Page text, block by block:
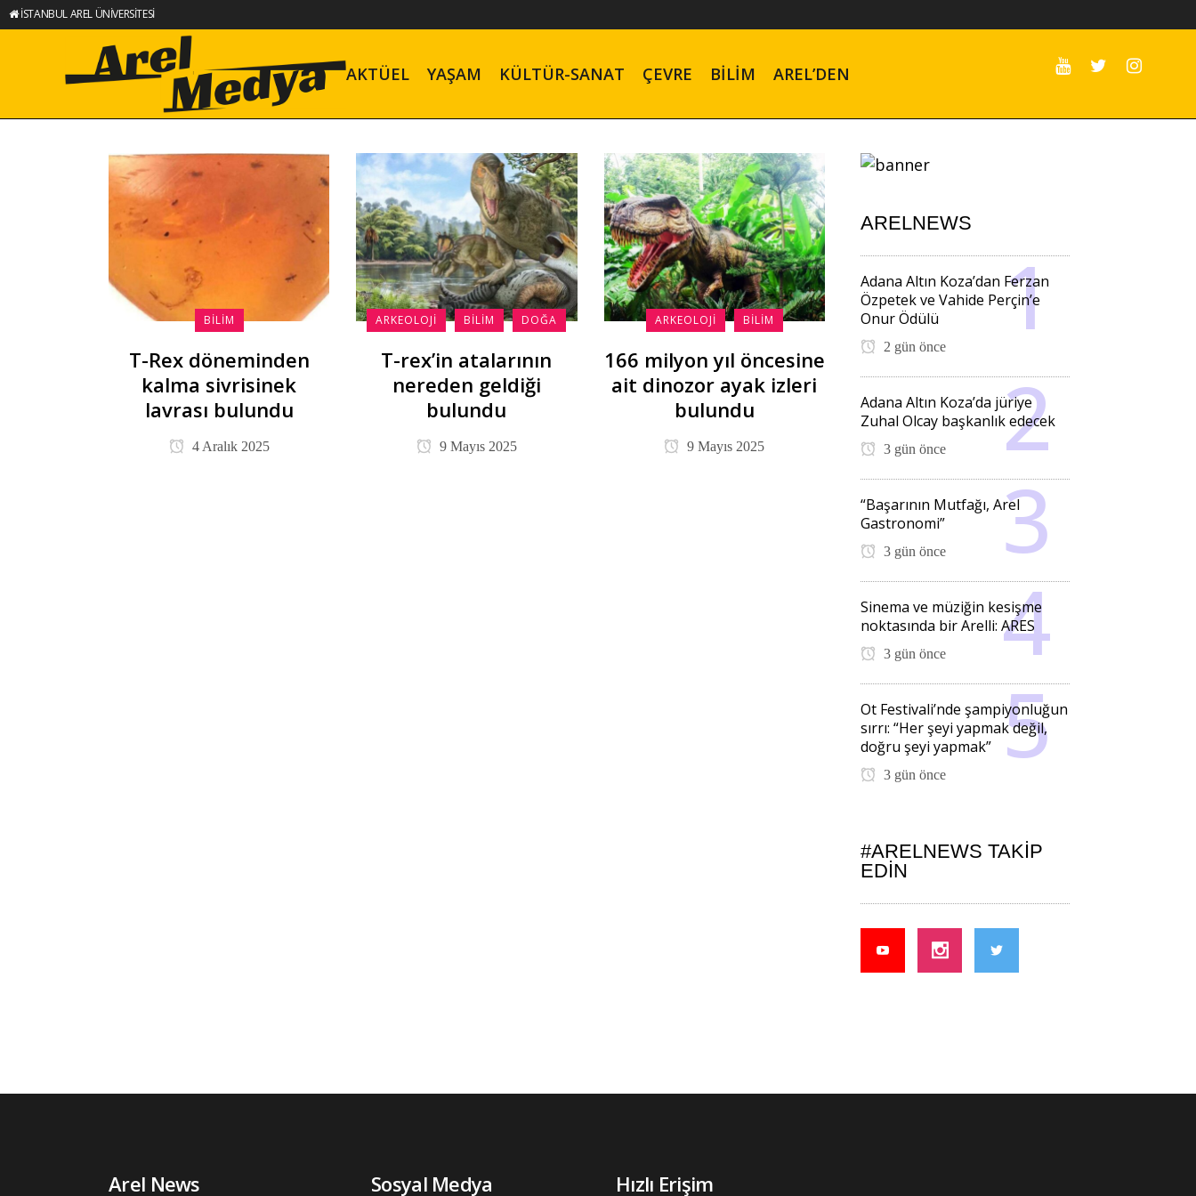
İSTANBUL AREL ÜNİVERSİTESİ
AKTÜEL YAŞAM KÜLTÜR-SANAT ÇEVRE BILIM AREL’DEN
BILIM
T-Rex döneminden
kalma sivrisinek
lavrası bulundu
4 Aralık 2025
ARKEOLOJI BILIM DOĞA
T-rex’in atalarının
nereden geldiği
bulundu
9 Mayıs 2025
ARKEOLOJI BILIM
166 milyon yıl öncesine
ait dinozor ayak izleri
bulundu
9 Mayıs 2025
ARELNEWS
Adana Altın Koza’dan Ferzan
Özpetek ve Vahide Perçin’e
Onur Ödülü
2 gün önce
Adana Altın Koza’da jüriye
Zuhal Olcay başkanlık edecek
3 gün önce
“Başarının Mutfağı, Arel
Gastronomi”
3 gün önce
Sinema ve müziğin kesişme
noktasında bir Arelli: ARES
3 gün önce
Ot Festivali’nde şampiyonluğun
sırrı: “Her şeyi yapmak değil,
doğru şeyi yapmak”
3 gün önce
#ARELNEWS TAKIP
EDIN
Arel News Sosyal Medya Hızlı Erişim